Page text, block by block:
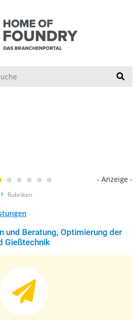
- Anzeige -
Rubriken
und Beratung, Optimierung der
Gießtechnik